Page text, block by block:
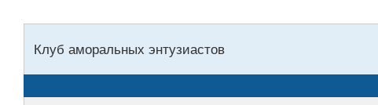
Клуб аморальных энтузиастов